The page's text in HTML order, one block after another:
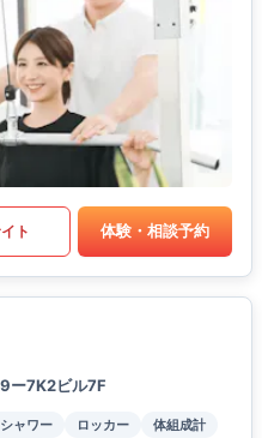
ト 体験・相談予約
ー7K2ビル7F
シャワー ロッカー
体組成計